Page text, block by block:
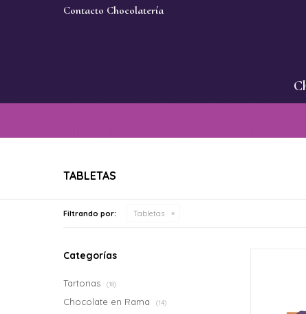
Contacto Chocolatería
TABLETAS
Filtrando por: Tabletas
Categorías
Tartonas (18)
Chocolate en Rama (14)